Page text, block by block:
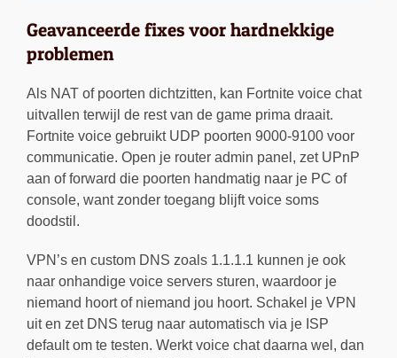
Geavanceerde fixes voor hardnekkige
problemen
Als NAT of poorten dichtzitten, kan Fortnite voice chat
uitvallen terwijl de rest van de game prima draait.
Fortnite voice gebruikt UDP poorten 9000-9100 voor
communicatie. Open je router admin panel, zet UPnP
aan of forward die poorten handmatig naar je PC of
console, want zonder toegang blijft voice soms
doodstil.
VPN’s en custom DNS zoals 1.1.1.1 kunnen je ook
naar onhandige voice servers sturen, waardoor je
niemand hoort of niemand jou hoort. Schakel je VPN
uit en zet DNS terug naar automatisch via je ISP
default om te testen. Werkt voice chat daarna wel, dan